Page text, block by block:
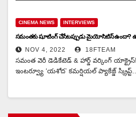
CINEMA NEWS INTERVIEWS
సమంతకు షూటింగ్ చేసేటప్పుడు మైయోసిటిస్ ఉందా?
NOV 4, 2022 18FTEAM
సమంత వెరీ డెడికేటెడ్ & హార్డ్ వర్కింగ్
ఇంటర్వ్యూ ‘యశోద’ కమర్షియల్ ప్యాకేజ్డ్